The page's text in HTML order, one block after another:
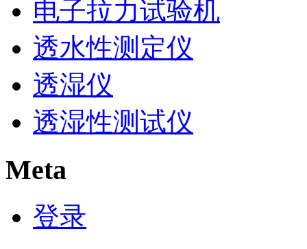
电子拉力试验机
透水性测定仪
透湿仪
透湿性测试仪
Meta
登录